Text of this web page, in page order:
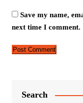
Save my name,
next time I comment.
Search